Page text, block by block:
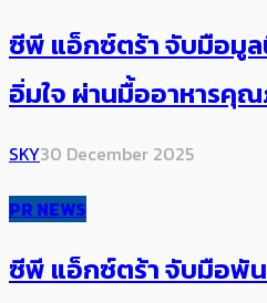
ซีพี แอ็กซ์ตร้า จับมือมูล
อิ่มใจ ผ่านมื้ออาหารคุ
SKY30 December 2025
PR NEWS
ซีพี แอ็กซ์ตร้า จับมือพั